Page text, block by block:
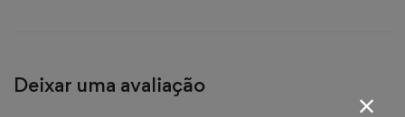
Deixar uma avaliação